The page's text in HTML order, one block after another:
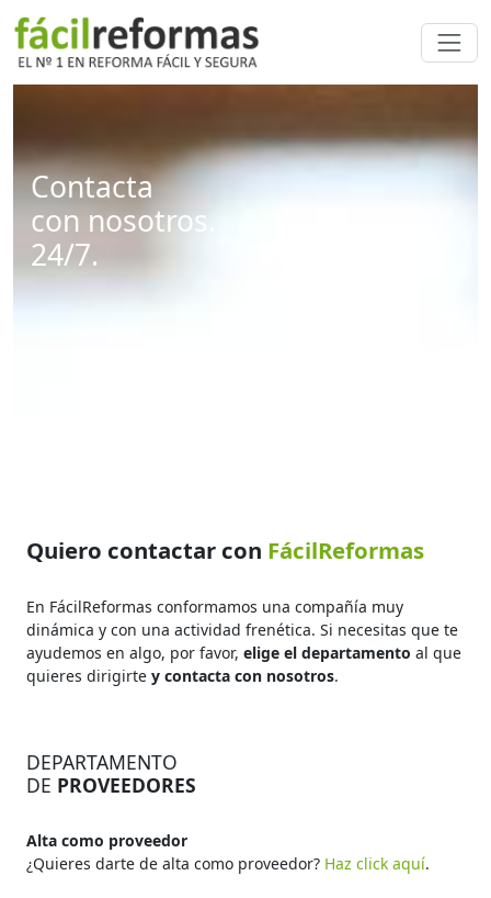
Contacta
con nosotros.
24/7.
Quiero contactar con FácilReformas
En FácilReformas conformamos una compañía muy
dinámica y con una actividad frenética. Si necesitas que te
ayudemos en algo, por favor, elige el departamento al que
quieres dirigirte y contacta con nosotros.
DEPARTAMENTO
DE PROVEEDORES
Alta como proveedor
¿Quieres darte de alta como proveedor? Haz click aquí.